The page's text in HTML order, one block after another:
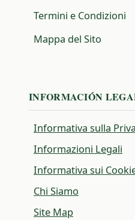
Termini e Condizioni
Mappa del Sito
INFORMACIÓN
Informativa sulla
Informazioni Legali
Informativa sui
Chi Siamo
Site Map